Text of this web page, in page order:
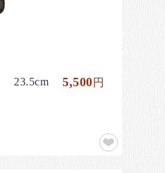
23.5cm 5,500円